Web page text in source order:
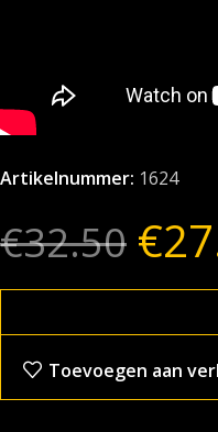
Artikelnummer: 1624
€32.50 €
Toevoegen aan